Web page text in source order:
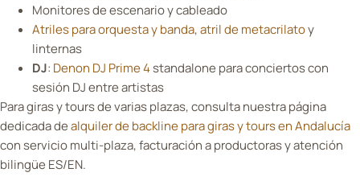
Monitores de escenario y cableado
Atriles para orquesta y banda,atril de metacrilatoy
linternas
DJ: Denon DJ Prime 4standalone para conciertos con
sesión DJ entre artistas
Para giras y tours de varias plazas, consulta nuestra página
dedicada dealquiler de backline para giras y tours en Andalucía
con servicio multi-plaza, facturación a productoras y atención
bilingüe ES/EN.